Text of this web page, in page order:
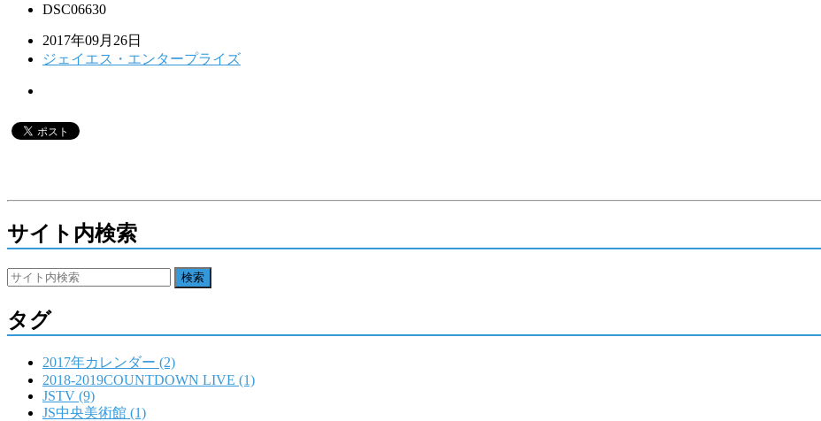
DSC06630
2017年09月26日
ジェイエス・エンタープライズ
サイト内検索
タグ
2017年カレンダー (2)
2018-2019COUNTDOWN LIVE (1)
JSTV (9)
JS中央美術館 (1)